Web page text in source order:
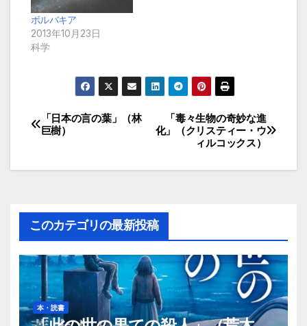
ボルバキア
2013年10月23日
科学
投
ビ
ゲ
ー
シ
「毒々生物の奇妙な進
化」（クリスティー・ウ
ィルコックス）
「日本の言の葉」（林
巨樹）
このカテゴリの最新投稿
本・読書